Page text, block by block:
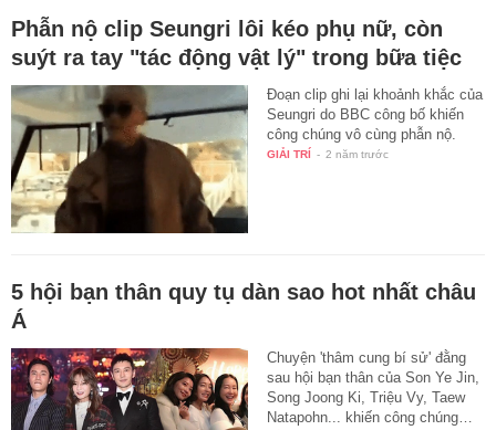
Phẫn nộ clip Seungri lôi kéo phụ nữ, còn
suýt ra tay "tác động vật lý" trong bữa tiệc
Đoạn clip ghi lại khoảnh khắc của
Seungri do BBC công bố khiến
công chúng vô cùng phẫn nộ.
GIẢI TRÍ - 2 năm trước
5 hội bạn thân quy tụ dàn sao hot nhất châu
Á
Chuyện 'thâm cung bí sử' đằng
sau hội bạn thân của Son Ye Jin,
Song Joong Ki, Triệu Vy, Taew
Natapohn... khiến công chúng…